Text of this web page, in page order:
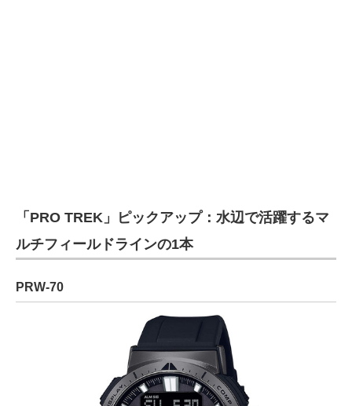
「PRO TREK」ピックアップ：水辺で活躍するマ
ルチフィールドラインの1本
PRW-70